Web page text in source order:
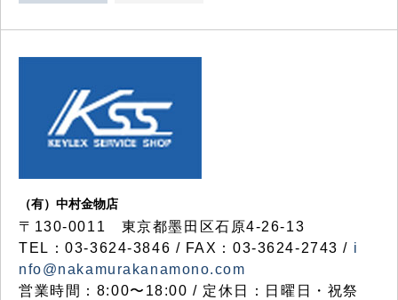
（有）中村金物店
〒130-0011 東京都墨田区石原4-26-13
TEL：03-3624-3846 / FAX：03-3624-2743 / i
nfo@nakamurakanamono.com
営業時間：8:00〜18:00 / 定休日：日曜日・祝祭